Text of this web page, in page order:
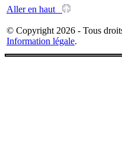
Aller en haut
© Copyright 2026 - Tous
Information légale.